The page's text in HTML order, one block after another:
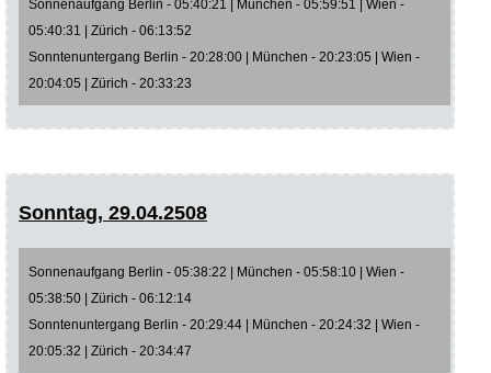
Sonnenaufgang Berlin - 05:40:21 | München - 05:59:51 | Wien -
05:40:31 | Zürich - 06:13:52
Sonntenuntergang Berlin - 20:28:00 | München - 20:23:05 | Wien -
20:04:05 | Zürich - 20:33:23
Sonntag, 29.04.2508
Sonnenaufgang Berlin - 05:38:22 | München - 05:58:10 | Wien -
05:38:50 | Zürich - 06:12:14
Sonntenuntergang Berlin - 20:29:44 | München - 20:24:32 | Wien -
20:05:32 | Zürich - 20:34:47